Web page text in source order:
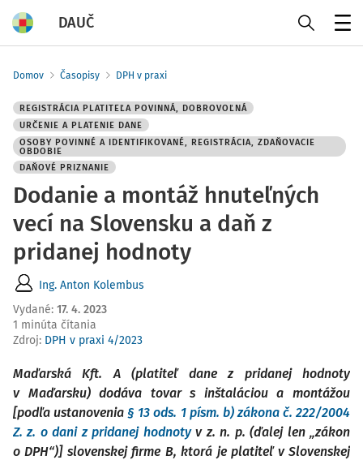
DAUČ
Domov Časopisy DPH v praxi
REGISTRÁCIA PLATITEĽA POVINNÁ, DOBROVOĽNÁ
URČENIE A PLATENIE DANE
OSOBY POVINNÉ A IDENTIFIKOVANÉ, REGISTRÁCIA, ZDAŇOVACIE
OBDOBIE
DAŇOVÉ PRIZNANIE
Dodanie a montáž hnuteľných
vecí na Slovensku a daň z
pridanej hodnoty
Ing. Anton Kolembus
Vydané: 17. 4. 2023
1 minúta čítania
Zdroj: DPH v praxi 4/2023
Maďarská Kft. A (platiteľ dane z pridanej hodnoty
v Maďarsku) dodáva tovar s inštaláciou a montážou
[podľa ustanovenia § 13 ods. 1 písm. b) zákona č. 222/2004
Z. z. o dani z pridanej hodnotyv z. n. p. (ďalej len „zákon
o DPH“)] slovenskej firme B, ktorá je platiteľ v Slovenskej